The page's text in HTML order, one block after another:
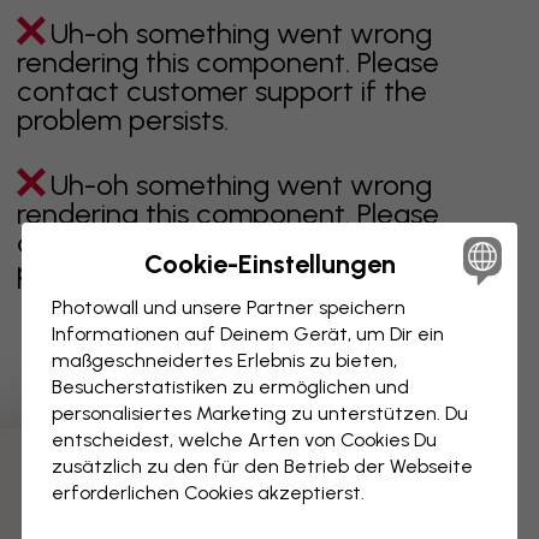
Uh-oh something went wrong
rendering this component. Please
contact customer support if the
problem persists.
Uh-oh something went wrong
rendering this component. Please
contact customer support if the
problem persists.
Zeigt Seite 1 von 13 Seiten
Weitere Kategorien entdecken
Cookie-Einstellungen
Photowall und unsere Partner speichern
Informationen auf Deinem Gerät, um Dir ein
maßgeschneidertes Erlebnis zu bieten,
Besucherstatistiken zu ermöglichen und
personalisiertes Marketing zu unterstützen. Du
entscheidest, welche Arten von Cookies Du
zusätzlich zu den für den Betrieb der Webseite
erforderlichen Cookies akzeptierst.